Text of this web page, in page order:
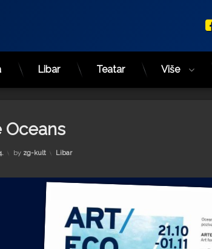
Libar Teatar Više
Oceans
by zg-kult Kategorije:
Libar